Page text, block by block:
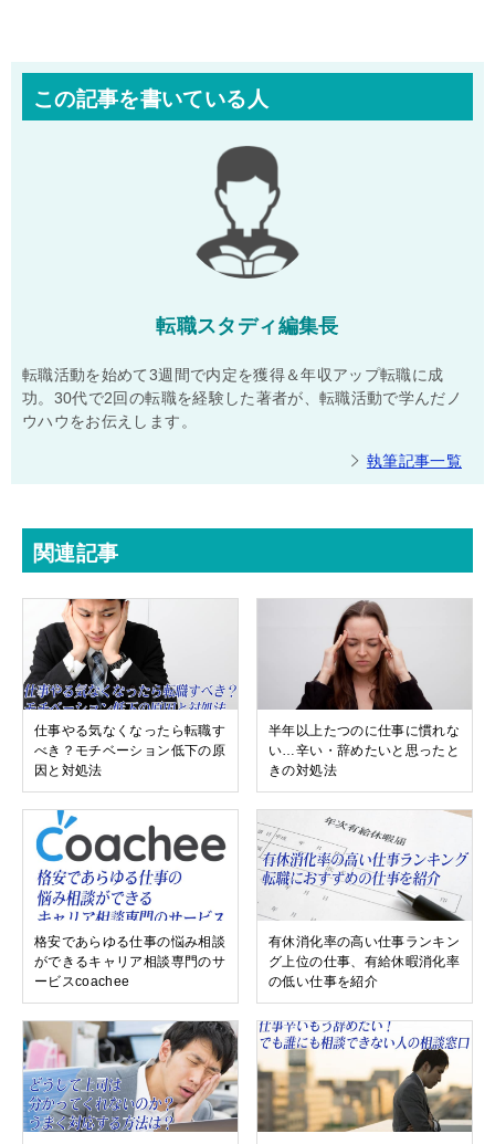
この記事を書いている人
転職スタディ編集長
転職活動を始めて3週間で内定を獲得＆年収アップ転職に成
功。30代で2回の転職を経験した著者が、転職活動で学んだノ
ウハウをお伝えします。
執筆記事一覧
関連記事
仕事やる気なくなったら転職す
べき？モチベーション低下の原
因と対処法
半年以上たつのに仕事に慣れな
い…辛い・辞めたいと思ったと
きの対処法
格安であらゆる仕事の悩み相談
ができるキャリア相談専門のサ
ービスcoachee
有休消化率の高い仕事ランキン
グ上位の仕事、有給休暇消化率
の低い仕事を紹介